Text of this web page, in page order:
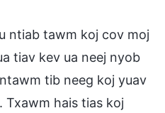
ntiab tawm koj cov moj
tiav kev ua neej nyob
tib neeg koj yuav
Txawm hais tias koj